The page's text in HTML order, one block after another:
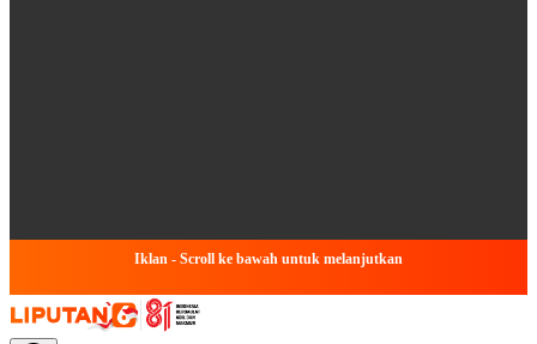
Iklan - Scroll ke bawah untuk melanjutkan